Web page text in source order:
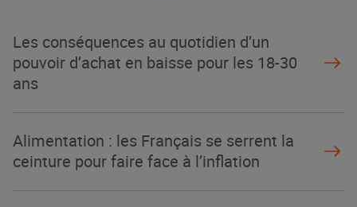
NOTRE MODÈLE
Les conséquences au quotidien d’un
pouvoir d’achat en baisse pour les 18-30
ans
Alimentation : les Français se serrent la
ceinture pour faire face à l’inflation